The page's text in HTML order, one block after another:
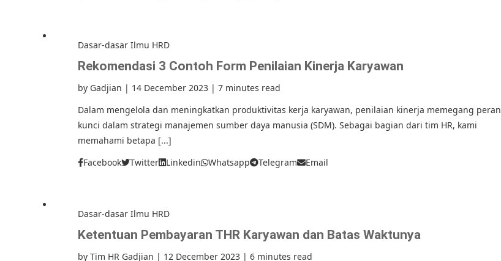
Dasar-dasar Ilmu HRD
Rekomendasi 3 Contoh Form Penilaian Kinerja Karyawan
by Gadjian | 14 December 2023 | 7 minutes read
Dalam mengelola dan meningkatkan produktivitas kerja karyawan, penilaian kinerja memegang peran
kunci dalam strategi manajemen sumber daya manusia (SDM). Sebagai bagian dari tim HR, kami
memahami betapa [...]
Facebook
Twitter Linkedin Whatsapp Telegram Email
Dasar-dasar Ilmu HRD
Ketentuan Pembayaran THR Karyawan dan Batas Waktunya
by Tim HR Gadjian | 12 December 2023 | 6 minutes read